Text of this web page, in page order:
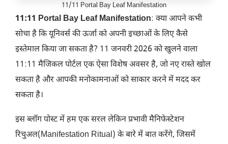
11/11 Portal Bay Leaf Manifestation
11:11 Portal Bay Leaf Manifestation: क्या आपने कभी
सोचा है कि यूनिवर्स की ऊर्जा को अपनी इच्छाओं के लिए कैसे
इस्तेमाल किया जा सकता है? 11 जनवरी 2026 को खुलने वाला
11:11 मैजिकल पोर्टल एक ऐसा विशेष अवसर है, जो नए रास्ते खोल
सकता है और आपकी मनोकामनाओं को साकार करने में मदद कर
सकता है।
इस ब्लॉग पोस्ट में हम एक सरल लेकिन प्रभावी मैनिफेस्टेशन
रिचुअल(Manifestation Ritual) के बारे में बात करेंगे, जिसमें